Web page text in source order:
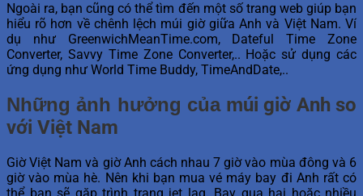
Ngoài ra, bạn cũng có thể tìm đến một số trang web giúp bạn
hiểu rõ hơn về chênh lệch múi giờ giữa Anh và Việt Nam. Ví
dụ như GreenwichMeanTime.com, Dateful Time Zone
Converter, Savvy Time Zone Converter,.. Hoặc sử dụng các
ứng dụng như World Time Buddy, TimeAndDate,..
Những ảnh hưởng củamúi giờ Anh so
với Việt Nam
Giờ Việt Nam và giờ Anh cách nhau 7 giờ vào mùa đông và 6
giờ vào mùa hè. Nên khi bạn mua vé máy bay đi Anh rất có